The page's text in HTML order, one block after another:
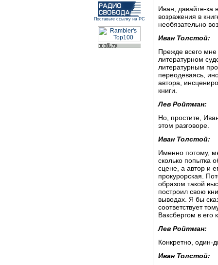
Поставьте ссылку на РС
Иван, давайте-ка
возражения в
необязательно
Иван Толстой:
Прежде всего мне
литературном
литературным
переодеваясь,
автора,
книги.
Лев Ройтман:
Но, простите,
этом разговоре.
Иван Толстой:
Именно потому,
сколько попытка
сцене, а автор и
прокурорская.
образом такой
построил свою
выводах. Я бы
соответствует
Ваксбергом в его
Лев Ройтман:
Конкретно, один-
Иван Толстой: